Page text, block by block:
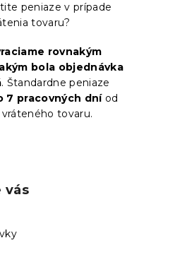
peniaze v prípade
tovaru?
rovnakým
bola objednávka
. Štandardne peniaze
7 pracovných dníod
tovaru.
vás